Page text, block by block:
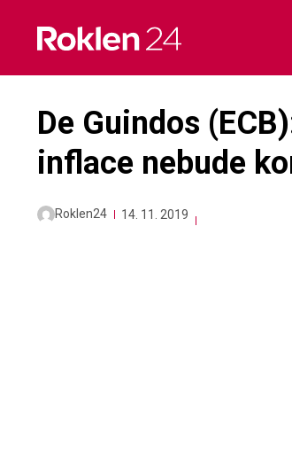
content
De Guindos
inflace nebude
Roklen24 14. 11. 2019